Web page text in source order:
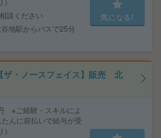
談ください
地駅からバスで25分
気になる!
ザ・ノースフェイス】販売 北
※ご経験・スキルによ
んに前払いで給与が受